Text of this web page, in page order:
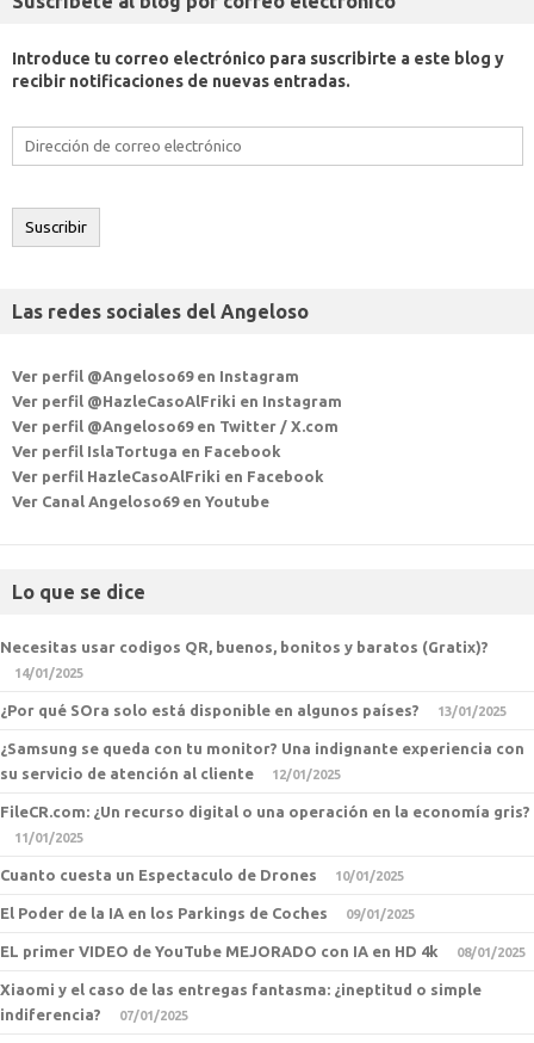
Introduce tu correo electrónico para suscribirte a este blog y
recibir notificaciones de nuevas entradas.
Dirección
electrónico
Suscribir
Las redes sociales del Angeloso
Ver perfil @Angeloso69 en Instagram
Ver perfil @HazleCasoAlFriki en Instagram
Ver perfil @Angeloso69 en Twitter / X.com
Ver perfil IslaTortuga en Facebook
Ver perfil HazleCasoAlFriki en Facebook
Ver Canal Angeloso69 en Youtube
Lo que se dice
Necesitas usar codigos QR, buenos, bonitos y baratos (Gratix)?
14/01/2025
¿Por qué SOra solo está disponible en algunos países? 13/01/2025
¿Samsung se queda con tu monitor? Una indignante experiencia con
su servicio de atención al cliente
12/01/2025
FileCR.com: ¿Un recurso digital o una operación en la economía gris?
11/01/2025
Cuanto cuesta un Espectaculo de Drones 10/01/2025
El Poder de la IA en los Parkings de Coches 09/01/2025
EL primer VIDEO de YouTube MEJORADO con IA en HD 4k 08/01/2025
Xiaomi y el caso de las entregas fantasma: ¿ineptitud o simple
indiferencia?
07/01/2025